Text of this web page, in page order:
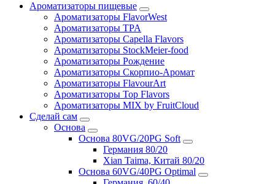
Ароматизаторы пищевые
Ароматизаторы FlavorWest
Ароматизаторы TPA
Ароматизаторы Capella Flavors
Ароматизаторы StockMeier-food
Ароматизаторы Рождение
Ароматизаторы Скорпио-Аромат
Ароматизаторы FlavourArt
Ароматизаторы Top Flavors
Ароматизаторы MIX by FruitCloud
Сделай сам
Основа
Основа 80VG/20PG Soft
Германия 80/20
Xian Taima, Китай 80/20
Основа 60VG/40PG Optimal